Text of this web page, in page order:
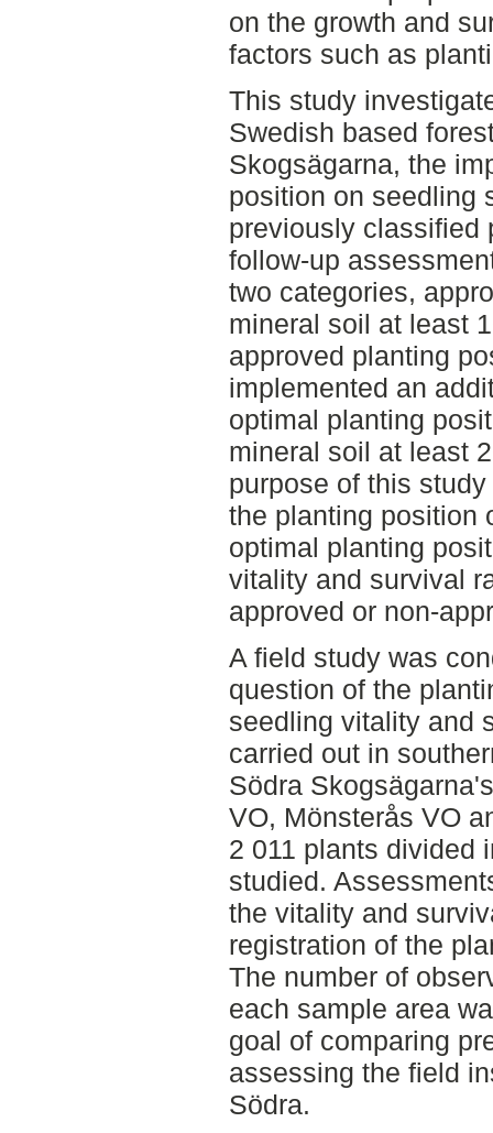
on the growth and
factors such as
This study
Swedish based
Skogsägarna, the
position on seedling
previously classified
follow-up
two categories,
mineral soil at least
approved planting
implemented an
optimal planting
mineral soil at least
purpose of this
the planting position
optimal planting
vitality and survival
approved or non-
A field study was
question of the
seedling vitality and
carried out in
Södra
VO, Mönsterås VO
2 011 plants divided
studied.
the vitality and
registration of the
The number of
each sample area
goal of comparing
assessing the field
Södra.